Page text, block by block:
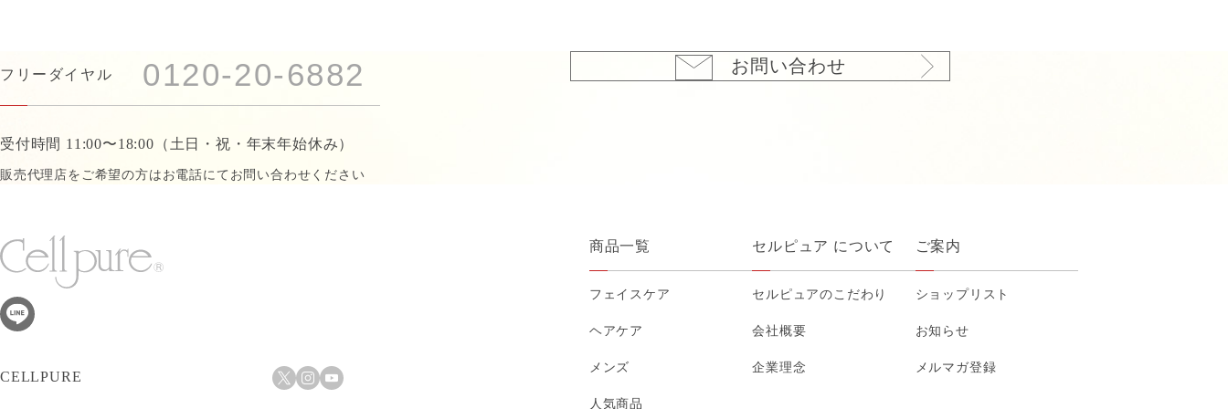
フリーダイヤル 0120-20-6882
受付時間 11:00〜18:00 （土日・祝・年末年始休み）
販売代理店をご希望の方はお電話にて お問い合わせください
お問い合わせ
CELLPURE
商品一覧
フェイスケア
ヘアケア
メンズ
人気商品
セルピュア について
セルピュアのこだわり
会社概要
企業理念
ご案内
ショップリスト
お知らせ
メルマガ登録